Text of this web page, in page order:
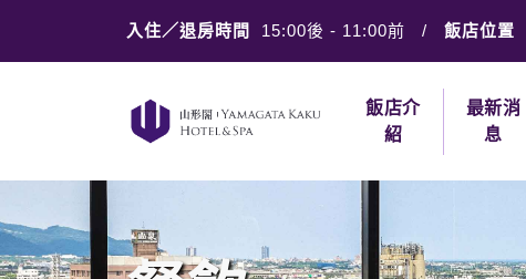
入住／退房時間 15:00後 - 11:00前 / 飯店位置
飯店介
紹
最新消
息